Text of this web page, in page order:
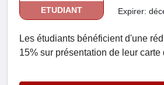
ETUDIANT Expirer:
Les étudiants bénéficient d'une
15% sur présentation de leur carte